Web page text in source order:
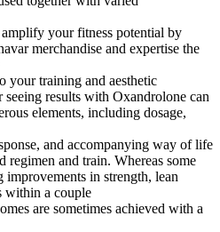
your fitness potential by
merchandise and expertise the
your training and aesthetic
seeing results with Oxandrolone can
elements, including dosage,
and accompanying way of life
regimen and train. Whereas some
improvements in strength, lean
within a couple
are sometimes achieved with a